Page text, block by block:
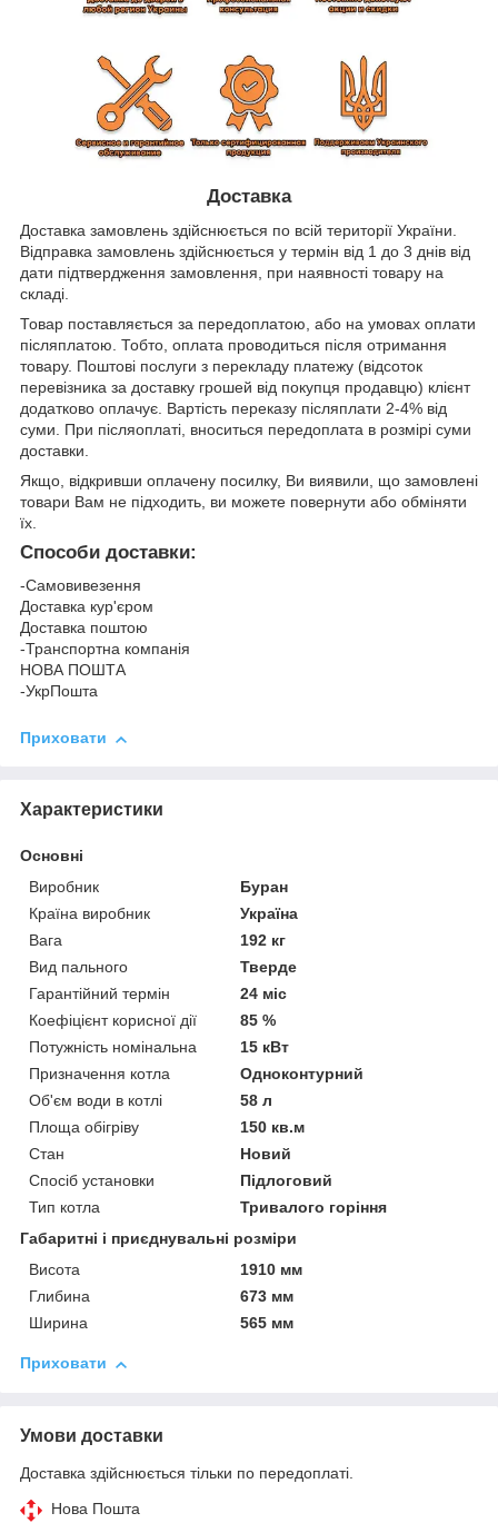
Доставка
Доставка замовлень здійснюється по всій території України.
Відправка замовлень здійснюється у термін від 1 до 3 днів від
дати підтвердження замовлення, при наявності товару на
складі.
Товар поставляється за передоплатою, або на умовах оплати
післяплатою. Тобто, оплата проводиться після отримання
товару. Поштові послуги з перекладу платежу (відсоток
перевізника за доставку грошей від покупця продавцю) клієнт
додатково оплачує. Вартість переказу післяплати 2-4% від
суми. При післяоплаті, вноситься передоплата в розмірі суми
доставки.
Якщо, відкривши оплачену посилку, Ви виявили, що замовлені
товари Вам не підходить, ви можете повернути або обміняти
їх.
Способи доставки:
-Самовивезення
Доставка кур'єром
Доставка поштою
-Транспортна компанія
НОВА ПОШТА
-УкрПошта
Приховати
Характеристики
Основні
Виробник
Буран
Країна виробник
Україна
Вага
192 кг
Вид пального
Тверде
Гарантійний термін
24 міс
Коефіцієнт корисної дії
85 %
Потужність номінальна
15 кВт
Призначення котла
Одноконтурний
Об'єм води в котлі
58 л
Площа обігріву
150 кв.м
Стан
Новий
Спосіб установки
Підлоговий
Тип котла
Тривалого горіння
Габаритні і приєднувальні розміри
Висота
1910 мм
Глибина
673 мм
Ширина
565 мм
Приховати
Умови доставки
Доставка здійснюється тільки по передоплаті.
Нова Пошта